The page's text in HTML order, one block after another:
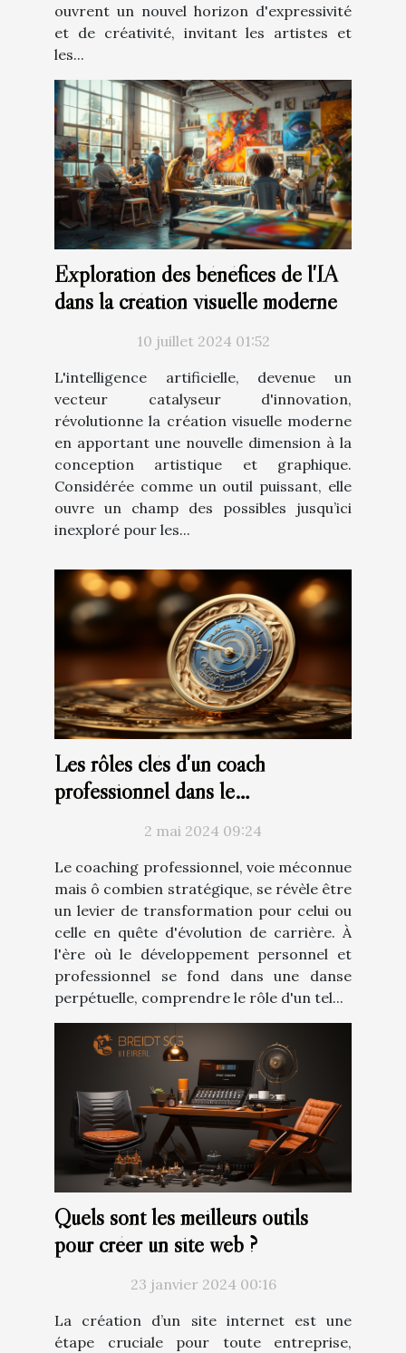
ouvrent un nouvel horizon d'expressivité
et de créativité, invitant les artistes et
les...
Exploration des bénéfices de l'IA
dans la création visuelle moderne
10 juillet 2024 01:52
L'intelligence artificielle, devenue un
vecteur catalyseur d'innovation,
révolutionne la création visuelle moderne
en apportant une nouvelle dimension à la
conception artistique et graphique.
Considérée comme un outil puissant, elle
ouvre un champ des possibles jusqu’ici
inexploré pour les...
Les rôles clés d'un coach
professionnel dans le
2 mai 2024 09:24
Le coaching professionnel, voie méconnue
mais ô combien stratégique, se révèle être
un levier de transformation pour celui ou
celle en quête d'évolution de carrière. À
l'ère où le développement personnel et
professionnel se fond dans une danse
perpétuelle, comprendre le rôle d'un tel...
Quels sont les meilleurs outils
pour créer un site web ?
23 janvier 2024 00:16
La création d’un site internet est une
étape cruciale pour toute entreprise,